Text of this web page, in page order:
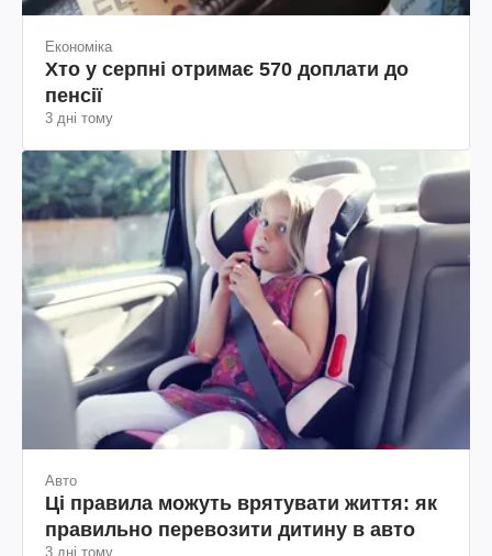
Економіка
Хто у серпні отримає 570 доплати до
пенсії
3 дні тому
Авто
Ці правила можуть врятувати життя: як
правильно перевозити дитину в авто
3 дні тому